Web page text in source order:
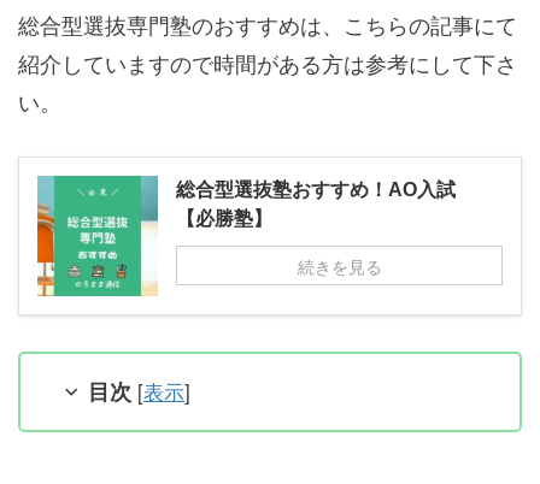
総合型選抜専門塾のおすすめは、こちらの記事にて
紹介していますので時間がある方は参考にして下さ
い。
総合型選抜塾おすすめ！AO入試
【必勝塾】
続きを見る
目次 [表示]